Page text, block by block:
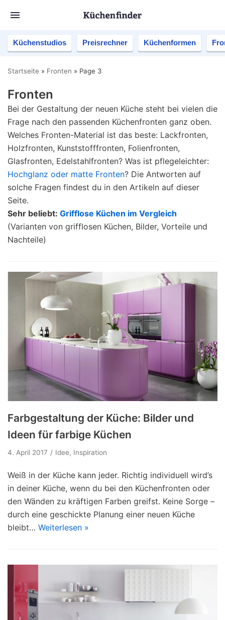
Küchenstudios Preisrechner Küchenformen
Startseite » Fronten » Page 3
Fronten
Bei der Gestaltung der neuen Küche steht bei vielen die
Frage nach den passenden Küchenfronten ganz oben.
Welches Fronten-Material ist das beste: Lackfronten,
Holzfronten, Kunststofffronten, Folienfronten,
Glasfronten, Edelstahlfronten? Was ist pflegeleichter:
Hochglanz oder matte Fronten? Die Antworten auf
solche Fragen findest du in den Artikeln auf dieser
Seite.
Sehr beliebt: Grifflose Küchen im Vergleich
(Varianten von grifflosen Küchen, Bilder, Vorteile und
Nachteile)
Farbgestaltung der Küche: Bilder und
Ideen für farbige Küchen
4. April 2017 Idee, Inspiration
Weiß in der Küche kann jeder. Richtig individuell wird’s
in deiner Küche, wenn du bei den Küchenfronten oder
den Wänden zu kräftigen Farben greifst. Keine Sorge –
durch eine geschickte Planung einer neuen Küche
bleibt… Weiterlesen »